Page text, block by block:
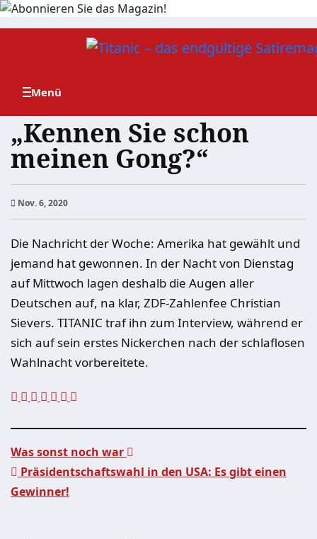
Zum
„Kennen Sie schon
meinen Gong?“
Nov. 6, 2020
Die Nachricht der Woche: Amerika hat gewählt und
jemand hat gewonnen. In der Nacht von Dienstag
auf Mittwoch lagen deshalb die Augen aller
Deutschen auf, na klar, ZDF-Zahlenfee Christian
Sievers. TITANIC traf ihn zum Interview, während er
sich auf sein erstes Nickerchen nach der schlaflosen
Wahlnacht vorbereitete.
Beitragsnavigation
Was sonst noch war
Präsidentschaftswahl in den USA: Es gibt einen
Gewinner!